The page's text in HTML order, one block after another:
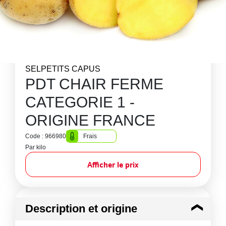
SELPETITS CAPUS
PDT CHAIR FERME
CATEGORIE 1 -
ORIGINE FRANCE
Code : 966980
Frais
Par kilo
Afficher le prix
Description et origine